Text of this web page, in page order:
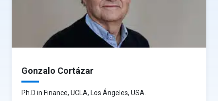
Gonzalo Cortázar
Ph.D in Finance, UCLA, Los Ángeles, USA.